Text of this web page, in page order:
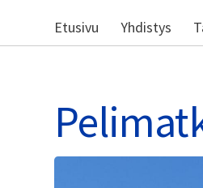
Etusivu Yhdistys